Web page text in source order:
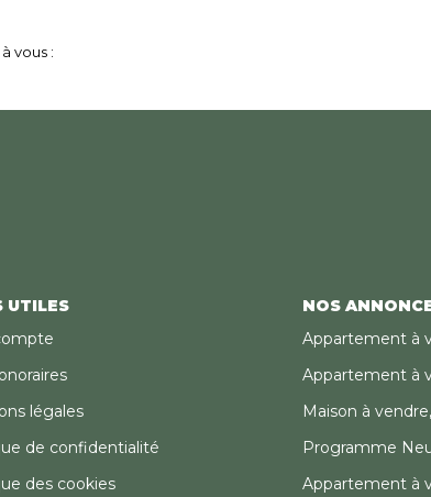
vous :
UTILES
légales
de confidentialité
des cookies
NOS
Appartement à
Appartement à
Maison à
Programme
Appartement à